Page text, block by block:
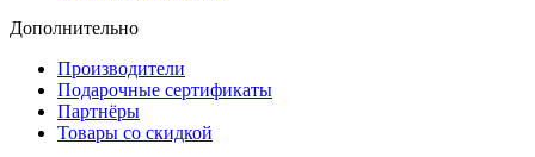
Дополнительно
Производители
Подарочные сертификаты
Партнёры
Товары со скидкой